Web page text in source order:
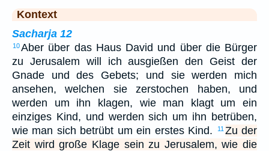
Kontext
Sacharja 12
10Aber über das Haus David und über die Bürger
zu Jerusalem will ich ausgießen den Geist der
Gnade und des Gebets; und sie werden mich
ansehen, welchen sie zerstochen haben, und
werden um ihn klagen, wie man klagt um ein
einziges Kind, und werden sich um ihn betrüben,
wie man sich betrübt um ein erstes Kind.
11 Zu der
Zeit wird große Klage sein zu Jerusalem, wie die